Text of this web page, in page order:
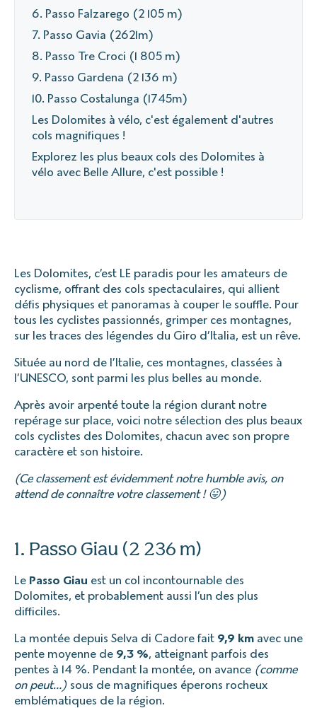
6. Passo Falzarego (2 105 m)
7. Passo Gavia (2621m)
8. Passo Tre Croci (1 805 m)
9. Passo Gardena (2 136 m)
10. Passo Costalunga (1745m)
Les Dolomites à vélo, c'est également d'autres
cols magnifiques !
Explorez les plus beaux cols des Dolomites à
vélo avec Belle Allure, c'est possible !
Les Dolomites, c’est LE paradis pour les amateurs de
cyclisme, offrant des cols spectaculaires, qui allient
défis physiques et panoramas à couper le souffle. Pour
tous les cyclistes passionnés, grimper ces montagnes,
sur les traces des légendes du Giro d’Italia, est un rêve.
Située au nord de l’Italie, ces montagnes, classées à
l’UNESCO, sont parmi les plus belles au monde.
Après avoir arpenté toute la région durant notre
repérage sur place, voici notre sélection des plus beaux
cols cyclistes des Dolomites, chacun avec son propre
caractère et son histoire.
(Ce classement est évidemment notre humble avis, on
attend de connaître votre classement ! 😛)
1. Passo Giau (2 236 m)
Le Passo Giau est un col incontournable des
Dolomites, et probablement aussi l’un des plus
difficiles.
La montée depuis Selva di Cadore fait 9,9 km avec une
pente moyenne de 9,3 %, atteignant parfois des
pentes à 14 %. Pendant la montée, on avance (comme
on peut…) sous de magnifiques éperons rocheux
emblématiques de la région.